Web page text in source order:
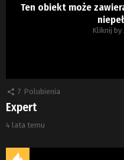
Ten obiekt może
Kliknij by
7 Polubienia
Expert
4 lata temu